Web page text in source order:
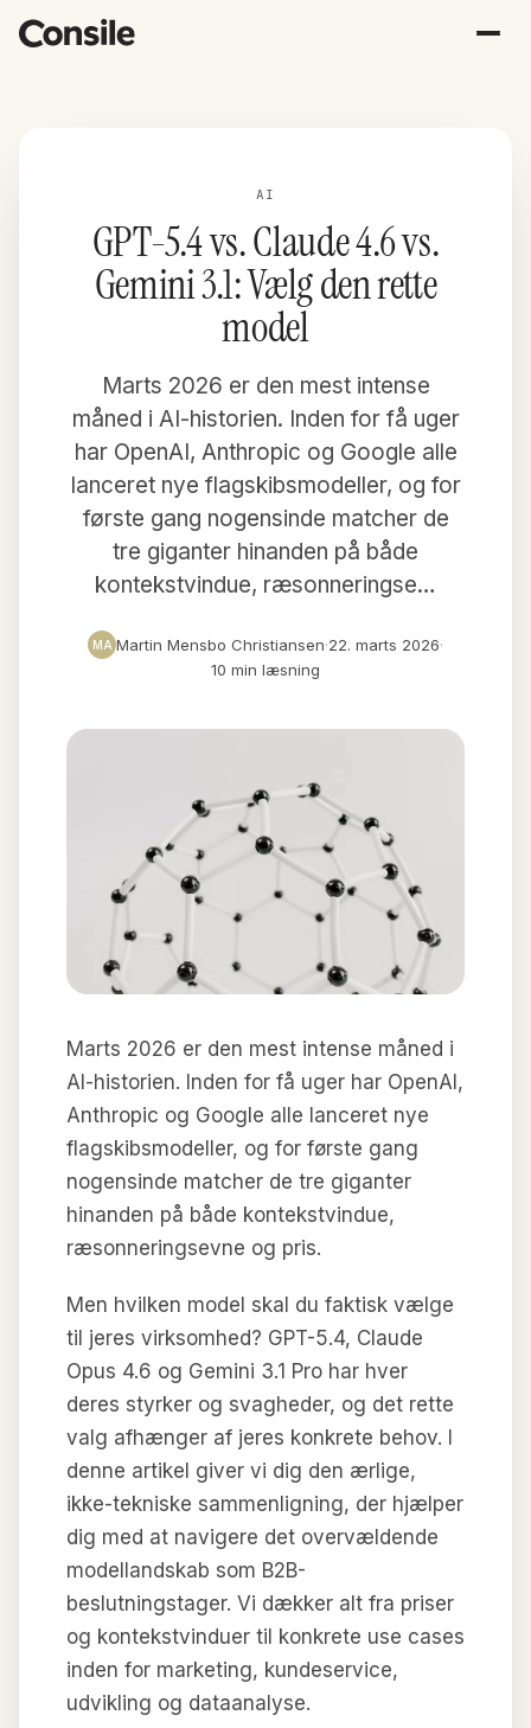
AI
GPT-5.4 vs. Claude 4.6 vs.
Gemini 3.1: Vælg den rette
model
Marts 2026 er den mest intense
måned i AI-historien. Inden for få uger
har OpenAI, Anthropic og Google alle
lanceret nye flagskibsmodeller, og for
første gang nogensinde matcher de
tre giganter hinanden på både
kontekstvindue, ræsonneringse…
MA Martin Mensbo Christiansen·22. marts 2026·
10 min læsning
Marts 2026 er den mest intense måned i
AI-historien. Inden for få uger har OpenAI,
Anthropic og Google alle lanceret nye
flagskibsmodeller, og for første gang
nogensinde matcher de tre giganter
hinanden på både kontekstvindue,
ræsonneringsevne og pris.
Men hvilken model skal du faktisk vælge
til jeres virksomhed? GPT-5.4, Claude
Opus 4.6 og Gemini 3.1 Pro har hver
deres styrker og svagheder, og det rette
valg afhænger af jeres konkrete behov. I
denne artikel giver vi dig den ærlige,
ikke-tekniske sammenligning, der hjælper
dig med at navigere det overvældende
modellandskab som B2B-
beslutningstager. Vi dækker alt fra priser
og kontekstvinduer til konkrete use cases
inden for marketing, kundeservice,
udvikling og dataanalyse.